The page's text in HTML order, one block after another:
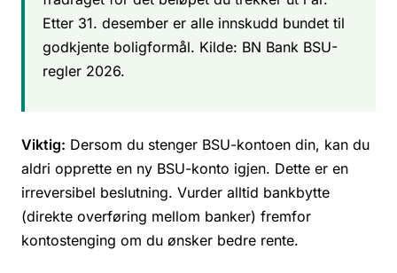
Etter 31. desember er alle innskudd bundet til
godkjente boligformål. Kilde: BN Bank BSU-
regler 2026.
Viktig: Dersom du stenger BSU-kontoen din, kan du
aldri opprette en ny BSU-konto igjen. Dette er en
irreversibel beslutning. Vurder alltid bankbytte
(direkte overføring mellom banker) fremfor
kontostenging om du ønsker bedre rente.